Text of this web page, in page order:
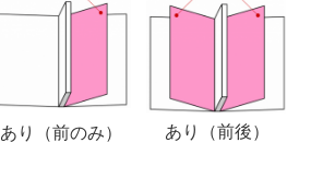
あり（前のみ） あり（前後）